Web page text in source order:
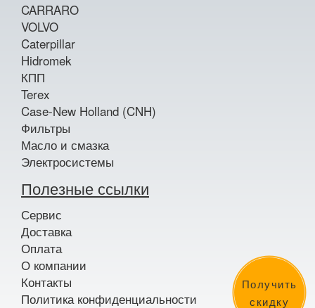
Получить
скидку
CARRARO
VOLVO
Caterpillar
Hidromek
КПП
Terex
Case-New Holland (CNH)
Фильтры
Масло и смазка
Электросистемы
Полезные ссылки
Сервис
Доставка
Оплата
О компании
Контакты
Политика конфиденциальности